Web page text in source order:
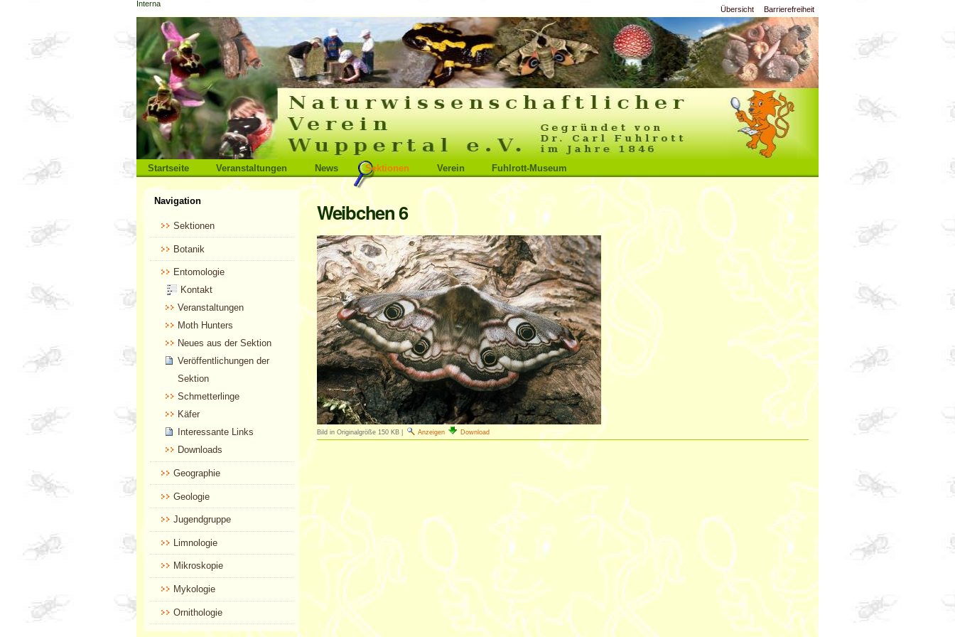
Direkt
zum
Inhalt
|
Direkt
zur
Navigation
Übersicht Barrierefreiheit
Sektionen
Startseite Veranstaltungen News Sektionen Verein Fuhlrott-Museum
Benutzerspezifische
Interna
Weibchen 6
Bild in Originalgröße 150 KB Anzeigen Download
Navigation
Sektionen
Botanik
Entomologie
Kontakt
Veranstaltungen
Moth Hunters
Neues aus der Sektion
Veröffentlichungen der
Sektion
Schmetterlinge
Käfer
Interessante Links
Downloads
Geographie
Geologie
Jugendgruppe
Limnologie
Mikroskopie
Mykologie
Ornithologie